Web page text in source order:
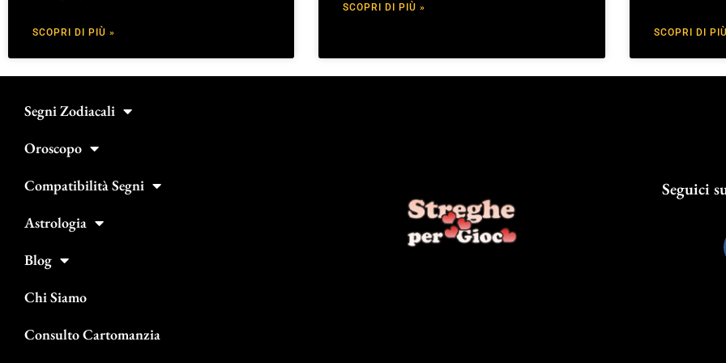
SCOPRI DI PIÙ »
SCOPRI DI PIÙ »
SCOPRI DI
Segni Zodiacali
Oroscopo
Compatibilità Segni
Astrologia
Blog
Chi Siamo
Consulto Cartomanzia
Seguici